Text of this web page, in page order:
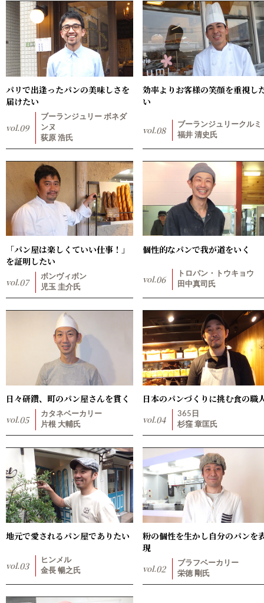
パリで出逢ったパンの美味しさを
届けたい
vol.09
ブーランジュリー ボネダ
ンヌ
荻原 浩氏
効率よりお客様の笑顔を重視し
い
vol.08
ブーランジュリークルミ
福井 清史氏
「パン屋は楽しくていい仕事！」
を証明したい
vol.07
ボンヴィボン
児玉 圭介氏
個性的なパンで我が道をいく
vol.06
トロパン・トウキョウ
田中真司氏
日々研鑽、町のパン屋さんを貫く
vol.05
カタネベーカリー
片根 大輔氏
日本のパンづくりに挑む食の職
vol.04
365日
杉窪 章匡氏
地元で愛されるパン屋でありたい
vol.03
ヒンメル
金長 暢之氏
粉の個性を生かし自分のパンを
現
vol.02
ブラフベーカリー
栄徳 剛氏